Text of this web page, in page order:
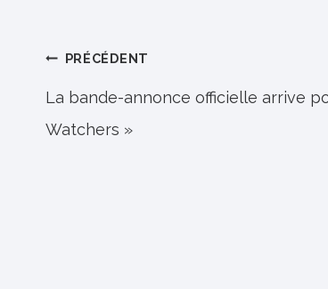
Navigation
de
l’article
PRÉCÉDENT
La bande-annonce officielle arrive
Watchers »